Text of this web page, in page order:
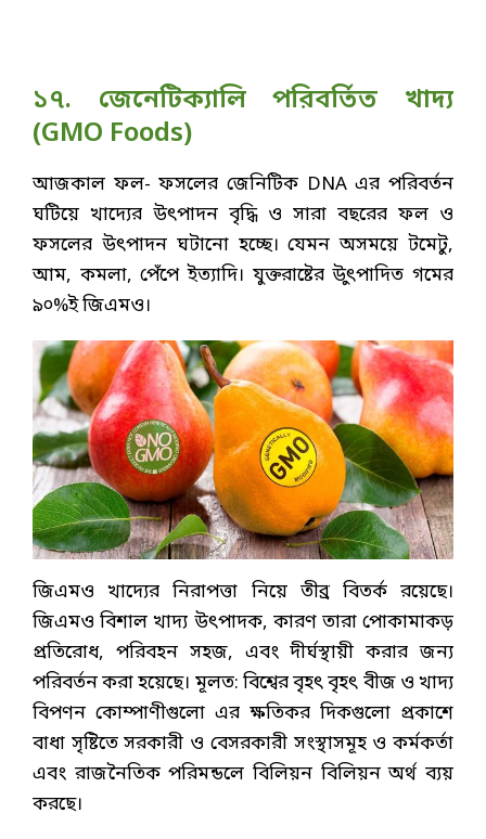
১৭. জেনেটিক্যালি পরিবর্তিত খাদ্য
(GMO Foods)
আজকাল ফল- ফসলের জেনিটিক DNA এর পরিবর্তন
ঘটিয়ে খাদ্যের উৎপাদন বৃদ্ধি ও সারা বছরের ফল ও
ফসলের উৎপাদন ঘটানো হচ্ছে। যেমন অসময়ে টমেটু,
আম, কমলা, পেঁপে ইত্যাদি। যুক্তরাষ্টের উুৎপাদিত গমের
৯০%ই জিএমও।
জিএমও খাদ্যের নিরাপত্তা নিয়ে তীব্র বিতর্ক রয়েছে।
জিএমও বিশাল খাদ্য উৎপাদক, কারণ তারা পোকামাকড়
প্রতিরোধ, পরিবহন সহজ, এবং দীর্ঘস্থায়ী করার জন্য
পরিবর্তন করা হয়েছে। মূলত: বিশ্বের বৃহৎ বৃহৎ বীজ ও খাদ্য
বিপণন কোম্পাণীগুলো এর ক্ষতিকর দিকগুলো প্রকাশে
বাধা সৃষ্টিতে সরকারী ও বেসরকারী সংস্থাসমূহ ও কর্মকর্তা
এবং রাজনৈতিক পরিমন্ডলে বিলিয়ন বিলিয়ন অর্থ ব্যয়
করছে।